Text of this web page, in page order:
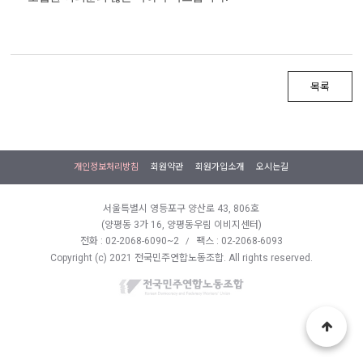
목록
개인정보처리방침 회원약관 회원가입소개 오시는길
서울특별시 영등포구 양산로 43, 806호
(양평동 3가 16, 양평동우림 이비지센터)
전화 : 02-2068-6090~2
/
팩스 : 02-2068-6093
Copyright (c) 2021 전국민주연합노동조합. All rights reserved.